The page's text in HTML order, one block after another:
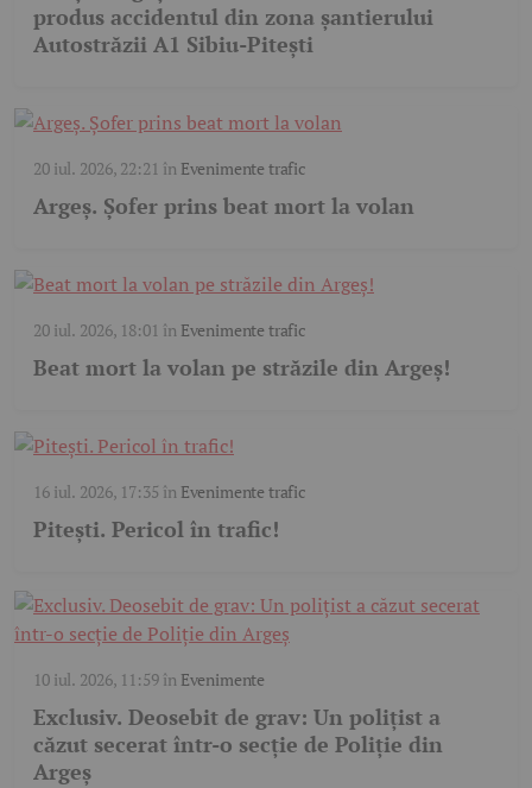
produs accidentul din zona șantierului
Autostrăzii A1 Sibiu-Pitești
20 iul. 2026, 22:21 în Evenimente trafic
Argeș. Șofer prins beat mort la volan
20 iul. 2026, 18:01 în Evenimente trafic
Beat mort la volan pe străzile din Argeș!
16 iul. 2026, 17:35 în Evenimente trafic
Pitești. Pericol în trafic!
10 iul. 2026, 11:59în Evenimente
Exclusiv. Deosebit de grav: Un polițist a
căzut secerat într-o secție de Poliție din
Argeș